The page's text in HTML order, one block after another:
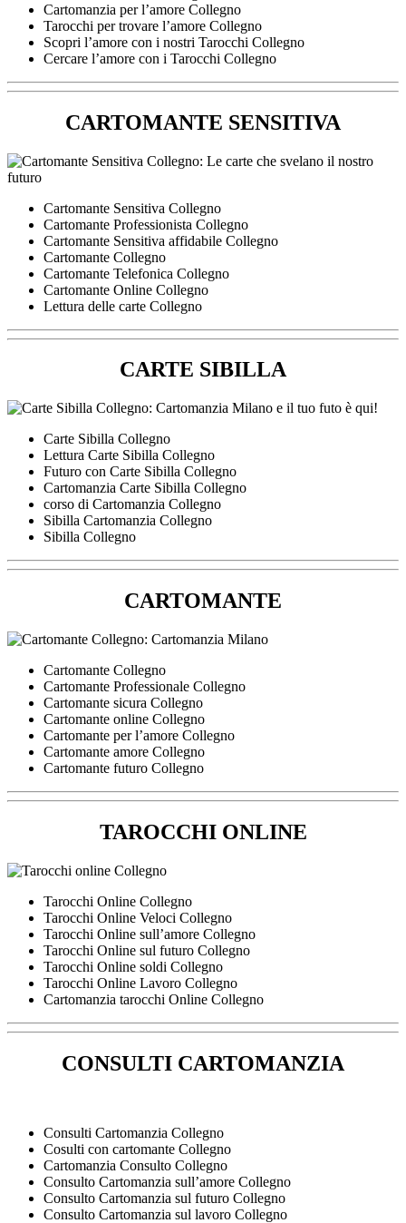
Cartomanzia per l’amore Collegno
Tarocchi per trovare l’amore Collegno
Scopri l’amore con i nostri Tarocchi Collegno
Cercare l’amore con i Tarocchi Collegno
CARTOMANTE SENSITIVA
Cartomante Sensitiva Collegno
Cartomante Professionista Collegno
Cartomante Sensitiva affidabile Collegno
Cartomante Collegno
Cartomante Telefonica Collegno
Cartomante Online Collegno
Lettura delle carte Collegno
CARTE SIBILLA
Carte Sibilla Collegno
Lettura Carte Sibilla Collegno
Futuro con Carte Sibilla Collegno
Cartomanzia Carte Sibilla Collegno
corso di Cartomanzia Collegno
Sibilla Cartomanzia Collegno
Sibilla Collegno
CARTOMANTE
Cartomante Collegno
Cartomante Professionale Collegno
Cartomante sicura Collegno
Cartomante online Collegno
Cartomante per l’amore Collegno
Cartomante amore Collegno
Cartomante futuro Collegno
TAROCCHI ONLINE
Tarocchi Online Collegno
Tarocchi Online Veloci Collegno
Tarocchi Online sull’amore Collegno
Tarocchi Online sul futuro Collegno
Tarocchi Online soldi Collegno
Tarocchi Online Lavoro Collegno
Cartomanzia tarocchi Online Collegno
CONSULTI CARTOMANZIA
Consulti Cartomanzia Collegno
Cosulti con cartomante Collegno
Cartomanzia Consulto Collegno
Consulto Cartomanzia sull’amore Collegno
Consulto Cartomanzia sul futuro Collegno
Consulto Cartomanzia sul lavoro Collegno